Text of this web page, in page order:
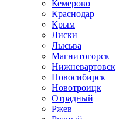
Кемерово
Краснодар
Крым
Лиски
Лысьва
Магнитогорск
Нижневартовск
Новосибирск
Новотроицк
Отрадный
Ржев